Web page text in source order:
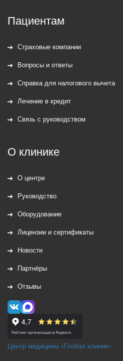
Пациентам
Страховые компании
Вопросы и ответы
Справка для налогового вычета
Лечение в кредит
Связь с руководством
О клинике
О центре
Руководство
Оборудование
Лицензии и сертификаты
Новости
Партнёры
Отзывы
Центр медицины «Глобал клиник»